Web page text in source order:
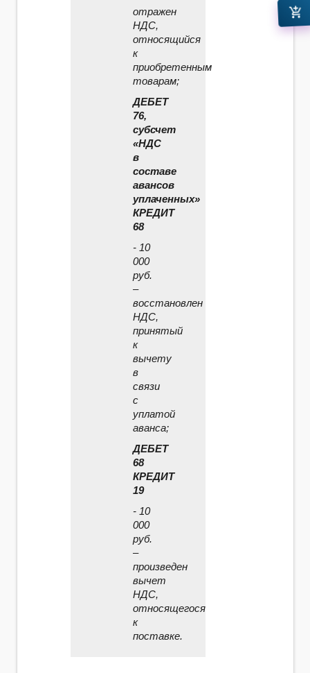
отражен
НДС,
относящийся
к
приобретенным
товарам;
ДЕБЕТ
76,
субсчет
«НДС
в
составе
авансов
уплаченных»
КРЕДИТ
68
- 10
000
руб.
–
восстановлен
НДС,
принятый
к
вычету
в
связи
с
уплатой
аванса;
ДЕБЕТ
68
КРЕДИТ
19
- 10
000
руб.
–
произведен
вычет
НДС,
относящегося
к
поставке.
add_shopping_cart